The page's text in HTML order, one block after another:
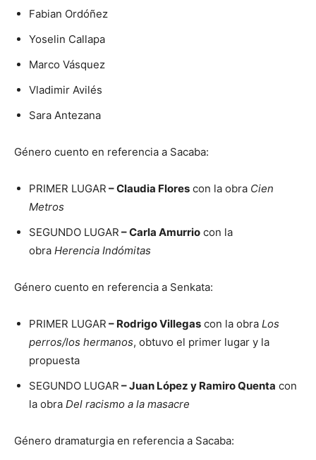
Fabian Ordóñez
Yoselin Callapa
Marco Vásquez
Vladimir Avilés
Sara Antezana
Género cuento en referencia a Sacaba:
PRIMER LUGAR – Claudia Flores con la obra Cien
Metros
SEGUNDO LUGAR – Carla Amurrio con la
obra Herencia Indómitas
Género cuento en referencia a Senkata:
PRIMER LUGAR – Rodrigo Villegas con la obra Los
perros/los hermanos, obtuvo el primer lugar y la
propuesta
SEGUNDO LUGAR – Juan López y Ramiro Quenta con
la obra Del racismo a la masacre
Género dramaturgia en referencia a Sacaba: